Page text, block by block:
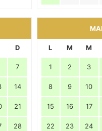
D
7
14
21
28
L M M
1 2 3
8 9 10
15 16 17
22 23 24